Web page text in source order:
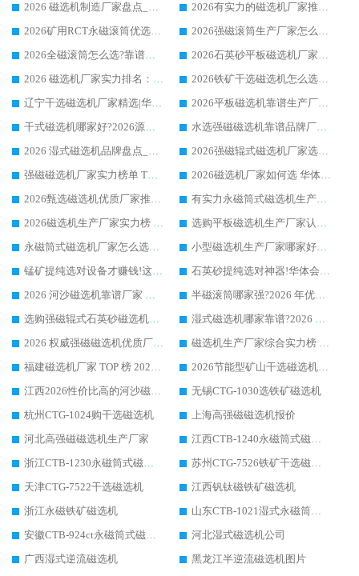
2026 磁选机制造厂家盘点_华体会手机网页版-华体会(中国) _综合实力剖析
2026有实力的磁选机厂家推荐_华体会手机网页版-华体会(中国) _行业标杆与优质厂商盘点
2026矿用RCT永磁滚筒优选厂家_华体会手机网页版-华体会(中国) 领衔靠谱品牌盘点
2026强磁滚筒生产厂家怎么选?行业口碑推荐华体会手机网页版-华体会(中国)
2026全磁滚筒怎么选?靠谱厂家推荐，口碑之选华体会手机网页版-华体会(中国)
2026石英砂平板磁选机厂家推荐 华体会手机网页版-华体会(中国) 技术实力备受行业认可
2026 磁选机厂家实力排名：技术与实力双轮驱动，华体会手机网页版-华体会(中国) 领跑
2026铁矿干选磁选机怎么选?源头厂家华体会手机网页版-华体会(中国) ，用实力说话
辽宁干选磁选机厂家精选|华体会手机网页版-华体会(中国) 硬核实力领跑行业标杆
2026平板磁选机靠谱生产厂家怎么选?行业标杆华体会手机网页版-华体会(中国) ，凭硬实力脱颖而出
干式磁选机哪家好?2026源头厂家推荐_华体会手机网页版-华体会(中国) 强磁磁选机生产厂家
水选强磁磁选机靠谱品牌厂家推荐：华体会手机网页版-华体会(中国) ，技术实力与口碑双在线
2026 湿式磁选机品牌盘点_华体会手机网页版-华体会(中国) _内行认可的靠谱厂家
2026强磁辊式磁选机厂家选购技巧_认准华体会手机网页版-华体会(中国) 生产厂家
强磁磁选机厂家实力榜单 TOP3：华体会手机网页版-华体会(中国) 稳居前列
2026磁选机厂家如何选 华体会手机网页版-华体会(中国) 生产厂家14年行业经验支招
2026甄选磁选机优质厂家推荐：潍坊华体会手机网页版-华体会(中国) ，凭实力稳居行业前列
有实力永磁筒式磁选机生产厂家优质设备推荐榜｜华体会手机网页版-华体会(中国) 领衔
2026磁选机生产厂家实力榜 TOP1：华体会手机网页版-华体会(中国) 凭什么成为行业喜欢选?
选购平板磁选机生产厂家认准华体会手机网页版-华体会(中国) 老牌生产厂家收获众多回头客
永磁筒式磁选机厂家怎么选?14 年老厂华体会手机网页版-华体会(中国) 凭实力出圈，这 5 大优势太圈粉
小型磁选机生产厂家哪家好?2026 年实测推荐，华体会手机网页版-华体会(中国) 十年口碑厂值得闭眼入
锰矿提纯选对设备才赚钱!这家临朐厂家的强磁辊磁选机凭啥成行业标杆?
石英砂提纯选对神器!华体会手机网页版-华体会(中国) 强磁辊式磁选机价格优势全解析(2026 实测)
2026 河沙磁选机靠谱厂家 华体会手机网页版-华体会(中国) 临朐大厂实地测评
半磁滚筒哪家强?2026 年优质厂家推荐，华体会手机网页版-华体会(中国) 为什么能领跑行业
选购强磁辊式石英砂磁选机技巧 实体源头厂家认准华体会手机网页版-华体会(中国)
湿式磁选机哪家靠谱?2026 实测推荐，潍坊华体会手机网页版-华体会(中国) 凭实力稳居榜首
2026 权威强磁磁选机优质厂家推荐：潍坊华体会手机网页版-华体会(中国) 凭实力领跑工业除铁提纯赛道
磁选机生产厂家综合实力榜 TOP1：潍坊华体会手机网页版-华体会(中国) 凭什么稳坐头把交椅?
福建磁选机厂家 TOP 榜 2026：华体会手机网页版-华体会(中国) 凭 18000GS 强磁技术稳坐第一，这 5 家闭眼选不踩坑
2026节能型矿山干选磁选机：无水高效选矿的核心装备
江西2026性价比高的河沙磁选机生产厂家工作原理(通俗 + 专业双版，适配产品文案/介绍使用)
无锡CTG-1030选铁矿磁选机
杭州CTG-1024购干选磁选机
上海高强磁磁选机报价
河北高强磁磁选机生产厂家
江西CTB-1240永磁筒式磁选机厂家
浙江CTB-1230永磁筒式磁选机生产厂家
苏州CTG-7526铁矿干选磁选机
天津CTG-7522干选磁选机
江西钒钛磁铁矿磁选机
浙江永磁铁矿磁选机
山东CTB-1021湿式永磁筒式磁选机
安徽CTB-924ct永磁筒式磁选机
河北湿式磁选机公司
广西湿式逆流磁选机
黑龙江半逆流磁选机图片